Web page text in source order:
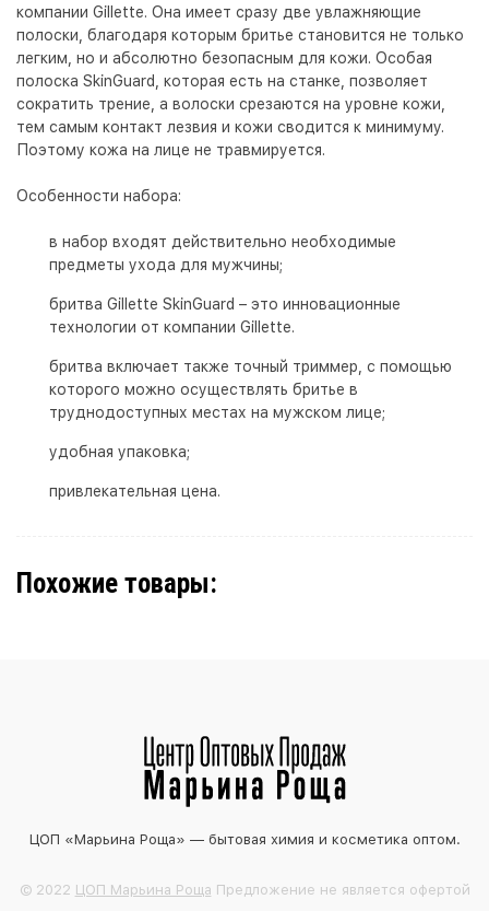
компании Gillette. Она имеет сразу две увлажняющие
полоски, благодаря которым бритье становится не только
легким, но и абсолютно безопасным для кожи. Особая
полоска SkinGuard, которая есть на станке, позволяет
сократить трение, а волоски срезаются на уровне кожи,
тем самым контакт лезвия и кожи сводится к минимуму.
Поэтому кожа на лице не травмируется.
Особенности набора:
в набор входят действительно необходимые
предметы ухода для мужчины;
бритва Gillette SkinGuard – это инновационные
технологии от компании Gillette.
бритва включает также точный триммер, с помощью
которого можно осуществлять бритье в
труднодоступных местах на мужском лице;
удобная упаковка;
привлекательная цена.
Похожие товары:
ЦОП «Марьина Роща» — бытовая химия и косметика оптом.
© 2022 ЦОП Марьина Роща Предложение не является офертой